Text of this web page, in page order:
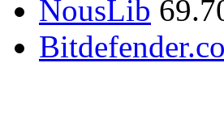
NousLib